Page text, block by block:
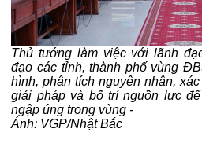
Thủ tướng làm việc với lãnh
đạo các tỉnh, thành phố vùng
hình, phân tích nguyên nhân,
giải pháp và bố trí nguồn lực
ngập úng trong vùng -
Ảnh: VGP/Nhật Bắc